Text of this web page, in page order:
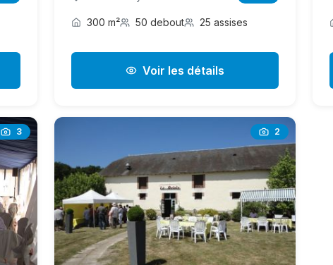
300 m² 50 debout 25 assises
Voir les détails
3 2